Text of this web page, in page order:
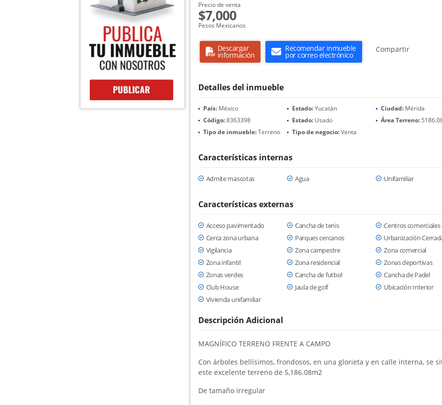
Precio de venta
$7,000
Pesos Mexicanos
Descargar
información
Recomendar inmueble
por correo electrónico
Compartir
Detalles del inmueble
País:México Estado:Yucatán Ciudad: Mérida
Código:8363398 Estado:Usado Área Terreno:
Tipo de inmueble:Terreno Tipo de negocio:Venta
Características internas
Admite mascotas Agua Unifamiliar
Características externas
Acceso pavimentado Cancha de tenis
Centros comerciales
Cerca zona urbana
Parques cercanos
Urbanización
Vigilancia
Zona campestre
Zona comercial
Zona infantil
Zona residencial
Zonas deportivas
Zonas verdes
Cancha de futbol
Cancha de Padel
Club House
Jaula de golf
Ubicación Interior
Vivienda unifamiliar
Descripción Adicional
MAGNÍFICO TERRENO FRENTE A CAMPO
Con árboles bellísimos, frondosos, en una glorieta y en calle interna, se
este excelente terreno de 5,186.08m2
De tamaño irregular